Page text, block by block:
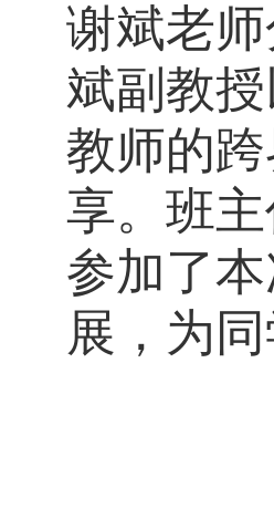
谢斌老
斌副教
教师的
享。班
参加了
展，为